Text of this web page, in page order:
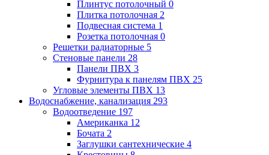
Плинтус потолочный 0
Плитка потолочная 2
Подвесная система 1
Розетка потолочная 0
Решетки радиаторные 5
Стеновые панели 28
Панели ПВХ 3
Фурнитура к панелям ПВХ 25
Угловые элементы ПВХ 13
Водоснабжение, канализация 293
Водоотведение 197
Американка 12
Бочата 2
Заглушки сантехнические 4